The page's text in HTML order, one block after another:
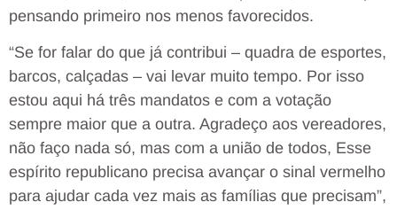
pensando primeiro nos menos favorecidos.
“Se for falar do que já contribui – quadra de esportes,
barcos, calçadas – vai levar muito tempo. Por isso
estou aqui há três mandatos e com a votação
sempre maior que a outra. Agradeço aos vereadores,
não faço nada só, mas com a união de todos, Esse
espírito republicano precisa avançar o sinal vermelho
para ajudar cada vez mais as famílias que precisam”,